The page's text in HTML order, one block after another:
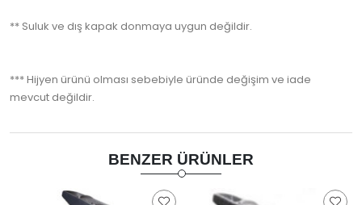
** Suluk ve dış kapak donmaya uygun değildir.
*** Hijyen ürünü olması sebebiyle üründe değişim ve iade
mevcut değildir.
BENZER ÜRÜNLER